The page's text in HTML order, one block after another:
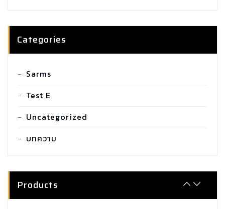
Categories
Sarms
Test E
Uncategorized
บทความ
Products
SARMS COMBO P.C.T - RX